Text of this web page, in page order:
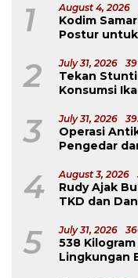
1 August 4, 2026
Kodim
Postur
2 July 31, 2026
Tekan
Konsumsi
3 July 31, 2026
Operasi
Pengedar
4 August 3, 2026
Rudy Ajak
TKD dan
5 July 31, 2026
538
Lingkungan